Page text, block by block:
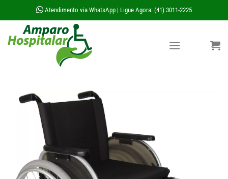
to
content
Atendimento via WhatsApp Ligue Agora: (41) 3011-2225